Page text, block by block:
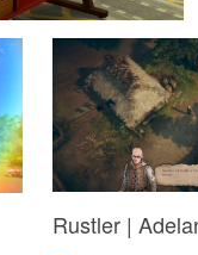
Rustler |